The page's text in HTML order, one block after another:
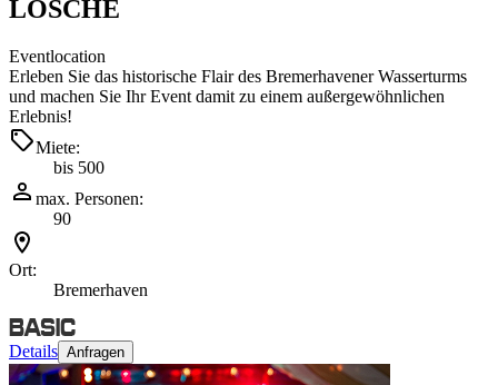
LOSCHE
Eventlocation
Erleben Sie das historische Flair des Bremerhavener Wasserturms
und machen Sie Ihr Event damit zu einem außergewöhnlichen
Erlebnis!
Miete:
bis 500
max. Personen:
90
Ort:
Bremerhaven
Details Anfragen